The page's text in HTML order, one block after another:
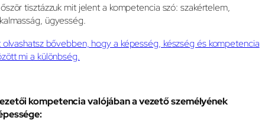
tisztázzuk mit jelent a kompetencia szó: szakértelem,
ügyesség.
olvashatsz bővebben, hogy a képesség, készség és kompetencia
mi a különbség.
kompetencia valójában a vezető személyének